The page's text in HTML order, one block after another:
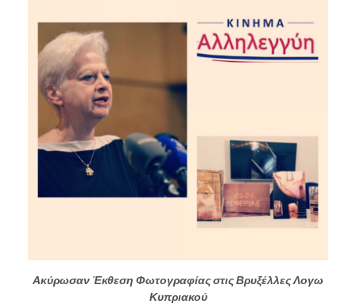
Ακύρωσαν Έκθεση Φωτογραφίας στις Βρυξέλλες Λογω
Κυπριακού